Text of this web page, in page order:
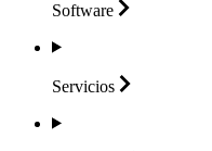
Software
Servicios